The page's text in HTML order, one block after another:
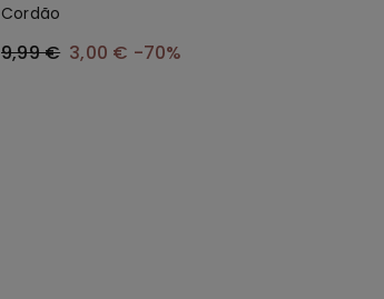
Cordão
9,99 € 3,00 € -70%